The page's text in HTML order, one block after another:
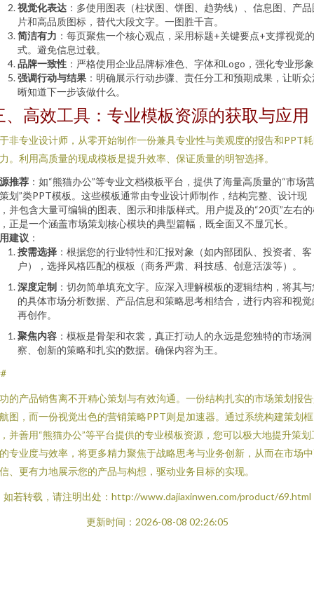
视觉化表达 ：多使用图表（柱状图、饼图、趋势线）、信息图、产品
片和高品质图标，替代大段文字。一图胜千言。
简洁有力 ：每页聚焦一个核心观点，采用标题+关键要点+支撑视觉
式。避免信息过载。
品牌一致性 ：严格使用企业品牌标准色、字体和Logo，强化专业形
强调行动与结果 ：明确展示行动步骤、责任分工和预期成果，让听众
晰知道下一步该做什么。
、高效工具：专业模板资源的获取与应用
非专业设计师，从零开始制作一份兼具专业性与美观度的报告和PPT
。利用高质量的现成模板是提升效率、保证质量的明智选择。
推荐 ：如“熊猫办公”等专业文档模板平台，提供了海量高质量的“市场
划”类PPT模板。这些模板通常由专业设计师制作，结构完整、设计现
并包含大量可编辑的图表、图示和排版样式。用户提及的“20页”左右
正是一个涵盖市场策划核心模块的典型篇幅，既全面又不显冗长。
建议 ：
按需选择 ：根据您的行业特性和汇报对象（如内部团队、投资者、客
户），选择风格匹配的模板（商务严肃、科技感、创意活泼等）。
深度定制 ：切勿简单填充文字。应深入理解模板的逻辑结构，将其与
的具体市场分析数据、产品信息和策略思考相结合，进行内容和视觉
再创作。
聚焦内容 ：模板是骨架和衣裳，真正打动人的永远是您独特的市场洞
察、创新的策略和扎实的数据。确保内容为王。
的产品销售离不开精心策划与有效沟通。一份结构扎实的市场策划报
图，而一份视觉出色的营销策略PPT则是加速器。通过系统构建策划框
并善用“熊猫办公”等平台提供的专业模板资源，您可以极大地提升策划
专业度与效率，将更多精力聚焦于战略思考与业务创新，从而在市场
、更有力地展示您的产品与构想，驱动业务目标的实现。
如若转载，请注明出处：http://www.dajiaxinwen.com/product/69.html
更新时间：2026-08-08 02:26:05